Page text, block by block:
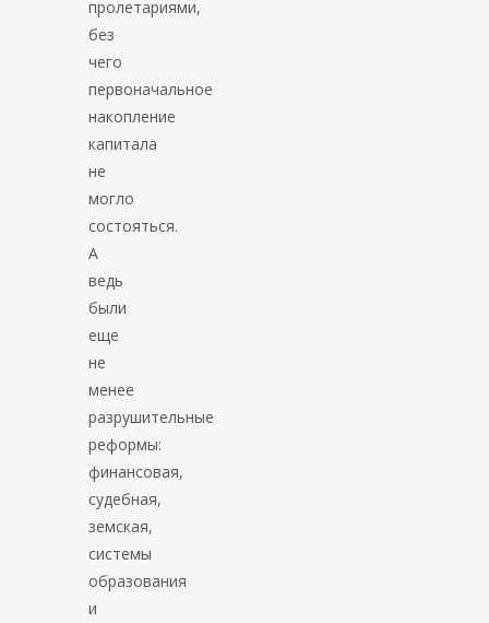
пролетариями,
без
чего
первоначальное
накопление
капитала
не
могло
состояться.
А
ведь
были
еще
не
менее
разрушительные
реформы:
финансовая,
судебная,
земская,
системы
образования
и